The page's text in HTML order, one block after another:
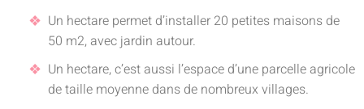
Un hectare permet d’installer 20 petites maisons de
50 m2, avec jardin autour.
Un hectare, c’est aussi l’espace d’une parcelle agricole
de taille moyenne dans de nombreux villages.